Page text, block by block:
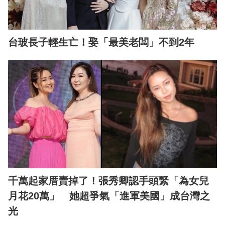
台玻長子輕生亡！娶「最美老闆」不到2年
千萬起家厝賣掉了！張秀卿認手頭緊「為女兒
月花20萬」 她超爭氣「進軍美國」成台灣之
光